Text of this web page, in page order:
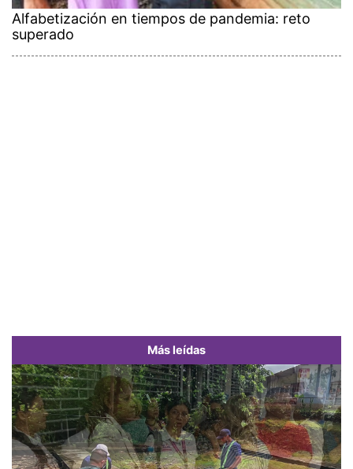
Alfabetización en tiempos de pandemia: reto
superado
Más leídas